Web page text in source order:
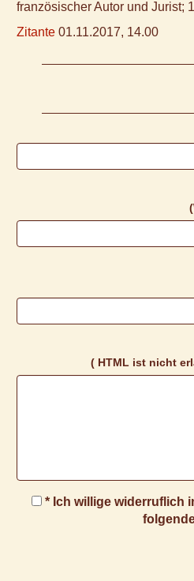
französischer Autor und Jurist;
Zitante 01.11.2017, 14.00
( HTML ist nicht
* Ich willige widerruflich